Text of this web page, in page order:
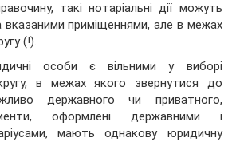
такі нотаріальні дії можуть
вказаними приміщеннями, але в межах
(!).
особи є вільними у виборі
в межах якого звернутися до
державного чи приватного,
оформлені державними і
мають однакову юридичну